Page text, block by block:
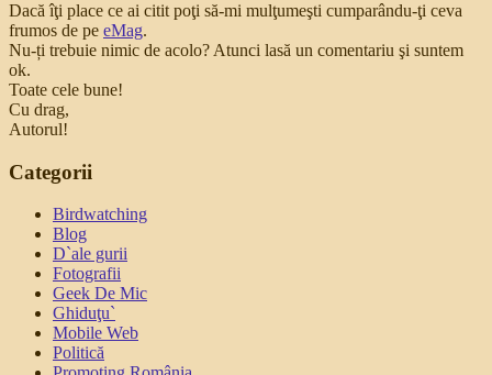
Dacă îţi place ce ai citit poţi să-mi mulţumeşti cumparându-ţi ceva
frumos de pe eMag.
Nu-ți trebuie nimic de acolo? Atunci lasă un comentariu şi suntem
ok.
Toate cele bune!
Cu drag,
Autorul!
Categorii
Birdwatching
Blog
D`ale gurii
Fotografii
Geek De Mic
Ghiduţu`
Mobile Web
Politică